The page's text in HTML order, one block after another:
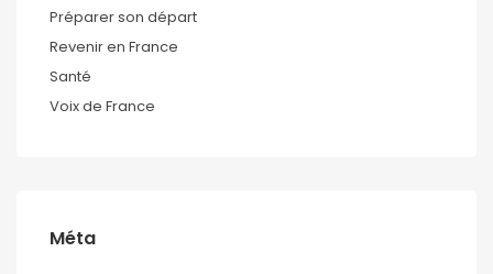
Préparer son départ
Revenir en France
Santé
Voix de France
Méta